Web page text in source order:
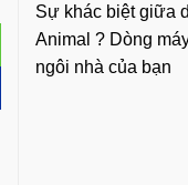
Sự khác biệt giữa
Animal ? Dòng
ngôi nhà của bạn